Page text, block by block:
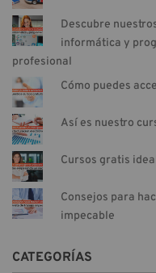
Descubre
informática y
profesional
Cómo puedes
Así es nuestro
Cursos gratis
Consejos para
impecable
CATEGORÍAS